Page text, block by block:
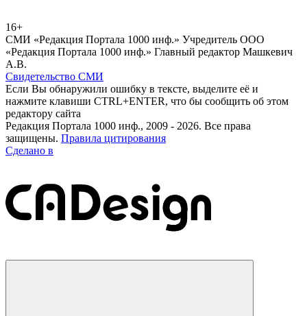
16+
СМИ «Редакция Портала 1000 инф.» Учредитель ООО
«Редакция Портала 1000 инф.» Главный редактор Машкевич
А.В.
Свидетельство СМИ
Если Вы обнаружили ошибку в тексте, выделите её и
нажмите клавиши CTRL+ENTER, что бы сообщить об этом
редактору сайта
Редакция Портала 1000 инф., 2009 - 2026. Все права
защищены. Правила цитирования
Сделано в